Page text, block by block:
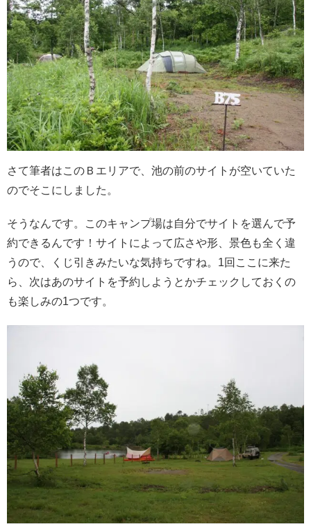
さて筆者はこのＢエリアで、池の前のサイトが空いていた
のでそこにしました。
そうなんです。このキャンプ場は自分でサイトを選んで予
約できるんです！サイトによって広さや形、景色も全く違
うので、くじ引きみたいな気持ちですね。1回ここに来た
ら、次はあのサイトを予約しようとかチェックしておくの
も楽しみの1つです。